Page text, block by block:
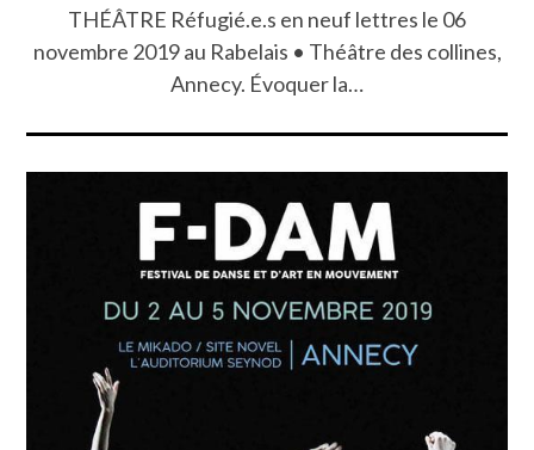
THÉÂTRE Réfugié.e.s en neuf lettres le 06
novembre 2019 au Rabelais • Théâtre des collines,
Annecy. Évoquer la…